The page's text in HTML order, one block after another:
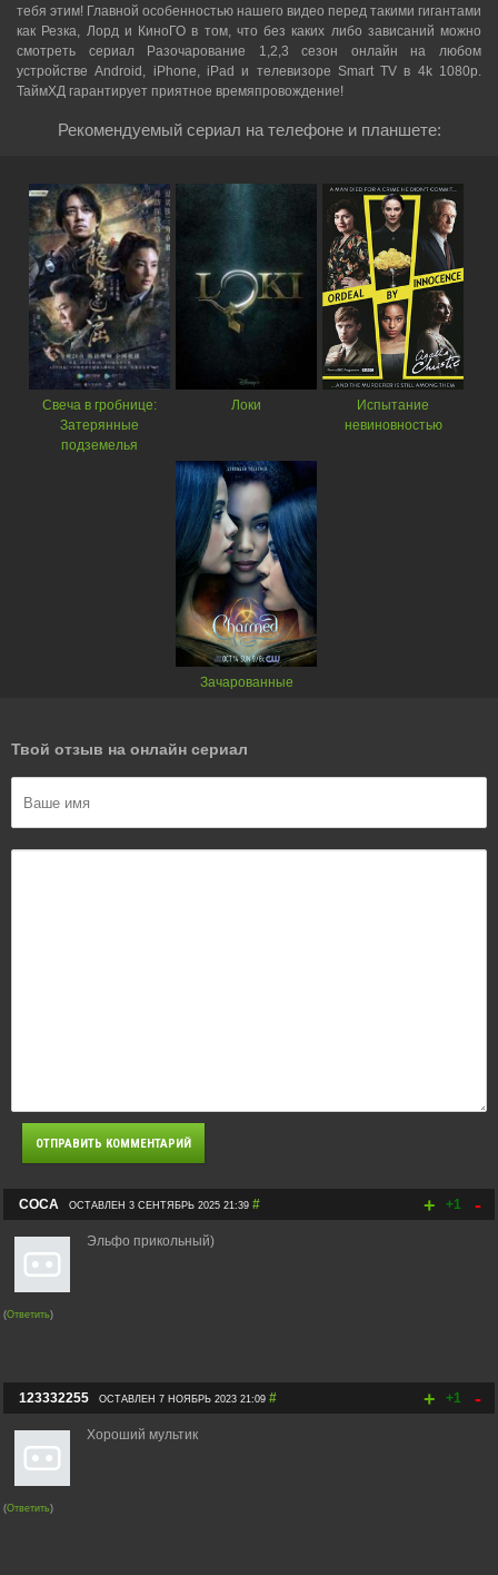
тебя этим! Главной особенностью нашего видео перед такими гигантами
как Резка, Лорд и КиноГО в том, что без каких либо зависаний можно
смотреть cериал Разочарование 1,2,3 сезон онлайн на любом
устройстве Android, iPhone, iPad и телевизоре Smart TV в 4k 1080p.
ТаймХД гарантирует приятное времяпровождение!
Рекомендуемый сериал на телефоне и планшете:
Свеча в гробнице:
Затерянные
подземелья
Локи
Испытание
невиновностью
Зачарованные
Твой отзыв на онлайн сериал
+ +1 -
СОСА ОСТАВЛЕН 3 СЕНТЯБРЬ 2025 21:39 #
Эльфо прикольный)
(Ответить)
+ +1 -
123332255 ОСТАВЛЕН 7 НОЯБРЬ 2023 21:09 #
Хороший мультик
(Ответить)